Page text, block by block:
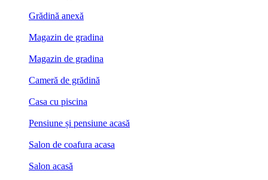
Grădină anexă
Magazin de gradina
Magazin de gradina
Cameră de grădină
Casa cu piscina
Pensiune și pensiune acasă
Salon de coafura acasa
Salon acasă